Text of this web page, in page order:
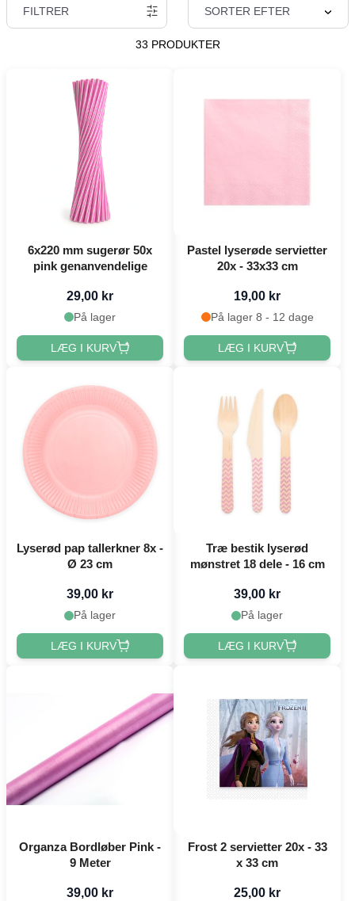
FILTRER SORTER EFTER
33 PRODUKTER
6x220 mm sugerør 50x
pink genanvendelige
29,00 kr
På lager
LÆG I KURV
Pastel lyserøde servietter
20x - 33x33 cm
19,00 kr
På lager 8 - 12 dage
LÆG I KURV
Lyserød pap tallerkner 8x -
Ø 23 cm
39,00 kr
På lager
LÆG I KURV
Træ bestik lyserød
mønstret 18 dele - 16 cm
39,00 kr
På lager
LÆG I KURV
Organza Bordløber Pink -
9 Meter
39,00 kr
Frost 2 servietter 20x - 33
x 33 cm
25,00 kr